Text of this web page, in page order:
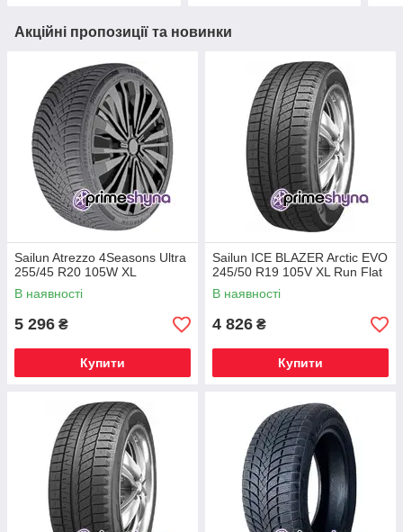
Акційні пропозиції та новинки
Sailun Atrezzo 4Seasons Ultra
255/45 R20 105W XL
В наявності
5 296 ₴
Купити
Sailun ICE BLAZER Arctic EVO
245/50 R19 105V XL Run Flat
В наявності
4 826 ₴
Купити